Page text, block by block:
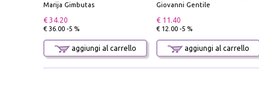
Marija Gimbutas
€ 34.20
€ 36.00 -5 %
aggiungi al carrello
Giovanni Gentile
€ 11.40
€ 12.00 -5 %
aggiungi al carrello